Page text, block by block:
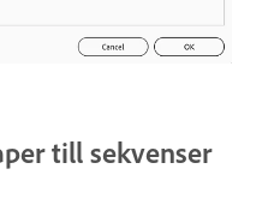
till sekvenser